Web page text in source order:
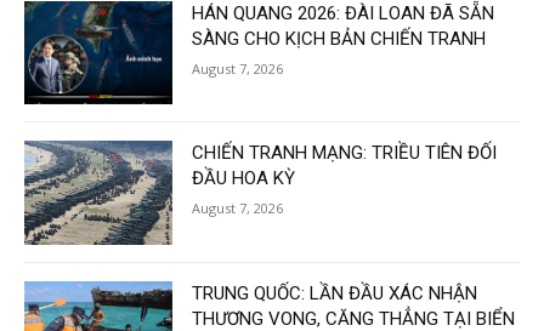
HÁN QUANG 2026: ĐÀI LOAN ĐÃ SẴN
SÀNG CHO KỊCH BẢN CHIẾN TRANH
August 7, 2026
CHIẾN TRANH MẠNG: TRIỀU TIÊN ĐỐI
ĐẦU HOA KỲ
August 7, 2026
TRUNG QUỐC: LẦN ĐẦU XÁC NHẬN
THƯƠNG VONG, CĂNG THẲNG TẠI BIỂN